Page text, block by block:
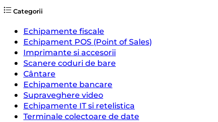
Categorii
Echipamente fiscale
Echipament POS (Point of Sales)
Imprimante si accesorii
Scanere coduri de bare
Cântare
Echipamente bancare
Supraveghere video
Echipamente IT si retelistica
Terminale colectoare de date